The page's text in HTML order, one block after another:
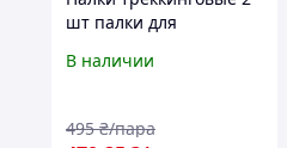
шт палки для
50-107 см ENERGIA TY-
В наличии
495 ₴/пара